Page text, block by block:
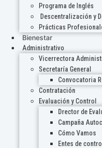
Programa de Inglés
Descentralización y
Prácticas
Bienestar
Administrativo
Vicerrectora
Secretaría General
Convocatoria
Contratación
Evaluación y Control
Drector de
Campaña
Cómo Vamos
Entes de control